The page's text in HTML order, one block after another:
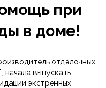
при
в доме!
отделочных
выпускать
экстренных